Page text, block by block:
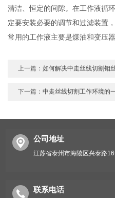
清洁、恒定的间隙。在工作液循
定要安装必要的调节和过滤装置
常用的工作液主要是煤油和变压器
上一篇：如何解决中走丝线切割钼
下一篇：中走丝线切割工作环境的
公司地址
江苏省泰州市海陵区兴泰路
联系电话